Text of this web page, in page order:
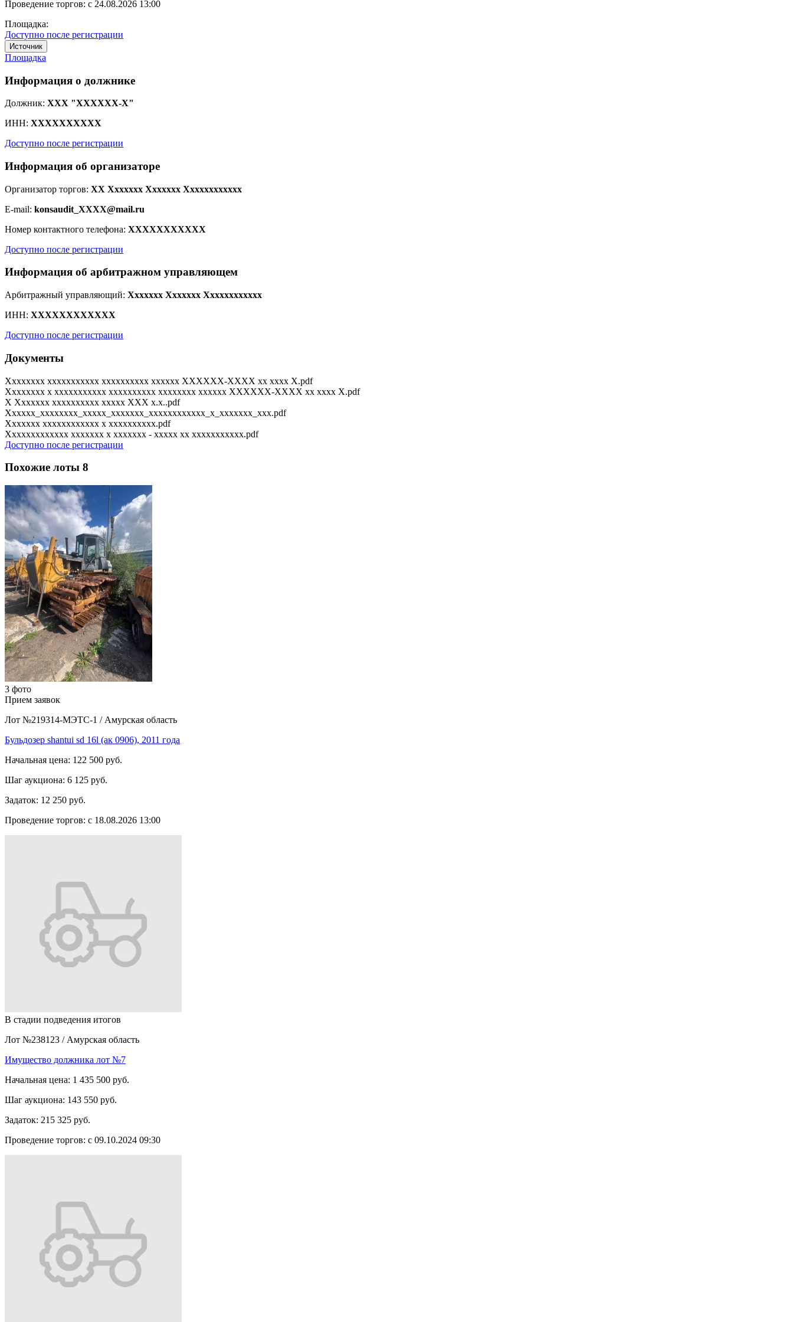
Проведение торгов: с 24.08.2026 13:00
Площадка:
Доступно после регистрации
Источник
Площадка
Информация о должнике
Должник: XXX "XXXXXX-X"
ИНН: XXXXXXXXXX
Доступно после регистрации
Информация об организаторе
Организатор торгов: XX Xxxxxxx Xxxxxxx Xxxxxxxxxxxx
E-mail: konsaudit_XXXX@mail.ru
Номер контактного телефона: XXXXXXXXXXX
Доступно после регистрации
Информация об арбитражном управляющем
Арбитражный управляющий: Xxxxxxx Xxxxxxx Xxxxxxxxxxxx
ИНН: XXXXXXXXXXXX
Доступно после регистрации
Документы
Xxxxxxxx xxxxxxxxxxx xxxxxxxxxx xxxxxx XXXXXX-XXXX xx xxxx X.pdf
Xxxxxxxx x xxxxxxxxxxx xxxxxxxxxx xxxxxxxx xxxxxx XXXXXX-XXXX xx xxxx X.pdf
X Xxxxxxx xxxxxxxxxx xxxxx XXX x.x..pdf
Xxxxxx_xxxxxxxx_xxxxx_xxxxxxx_xxxxxxxxxxxx_x_xxxxxxx_xxx.pdf
Xxxxxxx xxxxxxxxxxxx x xxxxxxxxxx.pdf
Xxxxxxxxxxxxx xxxxxxx x xxxxxxx - xxxxx xx xxxxxxxxxxx.pdf
Доступно после регистрации
Похожие лоты 8
3 фото
Прием заявок
Лот №219314-МЭТС-1 / Амурская область
Бульдозер shantui sd 16l (ак 0906), 2011 года
Начальная цена: 122 500 руб.
Шаг аукциона: 6 125 руб.
Задаток: 12 250 руб.
Проведение торгов: с 18.08.2026 13:00
В стадии подведения итогов
Лот №238123 / Амурская область
Имущество должника лот №7
Начальная цена: 1 435 500 руб.
Шаг аукциона: 143 550 руб.
Задаток: 215 325 руб.
Проведение торгов: с 09.10.2024 09:30